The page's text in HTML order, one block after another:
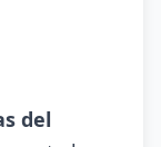
del